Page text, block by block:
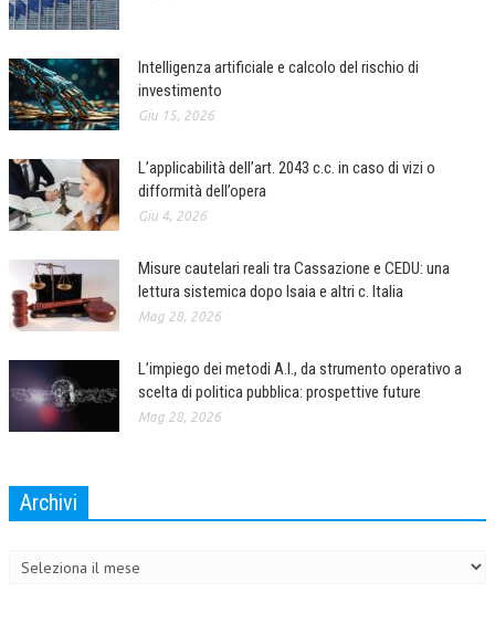
CODICE ETICO
AUTORI
COLLABORA CON NOI
CORPORATE SOCIAL RESPONSIBILITY
ECONOMIA DELL’ARTE
INTERNAZIONALIZZAZIONE
HUMAN RESOURCES
MARKETING
TREASURY IN FINANCIAL SERVICES
SVILUPPO SOSTENIBILE
Intelligenza artificiale e calcolo del rischio di
investimento
Giu 15, 2026
L’applicabilità dell’art. 2043 c.c. in caso di vizi o
difformità dell’opera
Giu 4, 2026
Misure cautelari reali tra Cassazione e CEDU: una
lettura sistemica dopo Isaia e altri c. Italia
Mag 28, 2026
L’impiego dei metodi A.I., da strumento operativo a
scelta di politica pubblica: prospettive future
Mag 28, 2026
Archivi